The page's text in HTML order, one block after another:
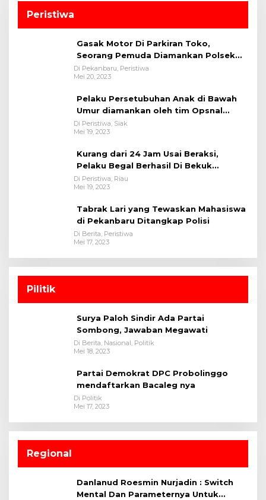
Peristiwa
Gasak Motor Di Parkiran Toko,
Seorang Pemuda Diamankan Polsek
Bukit Raya
Di Pekanbaru, Peristiwa
Mei 20, 2023
Pelaku Persetubuhan Anak di Bawah
Umur diamankan oleh tim Opsnal
Polsek Tualang-Polres Siak-Polda Riau
Di Peristiwa, Siak
Mei 19, 2023
Kurang dari 24 Jam Usai Beraksi,
Pelaku Begal Berhasil Di Bekuk
Satreskrim Polres Kuansing
Di Peristiwa, Riau
Mei 19, 2023
Tabrak Lari yang Tewaskan Mahasiswa
di Pekanbaru Ditangkap Polisi
Di Berita, Peristiwa
Mei 17, 2023
Pilitik
Surya Paloh Sindir Ada Partai
Sombong, Jawaban Megawati
Di Berita, Nasional, Politik
Mei 18, 2023
Partai Demokrat DPC Probolinggo
mendaftarkan Bacaleg nya
Di Politik
Mei 17, 2023
Regional
Danlanud Roesmin Nurjadin : Switch
Mental Dan Parameternya Untuk